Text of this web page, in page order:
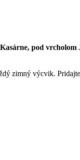
pod vrcholom
zimný výcvik.